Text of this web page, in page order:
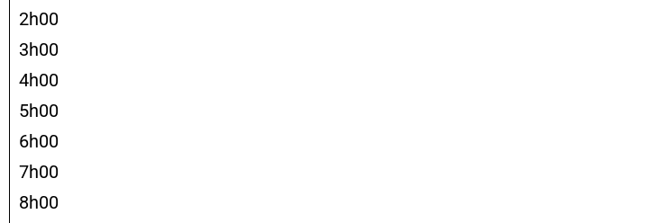
2h00
3h00
4h00
5h00
6h00
7h00
8h00